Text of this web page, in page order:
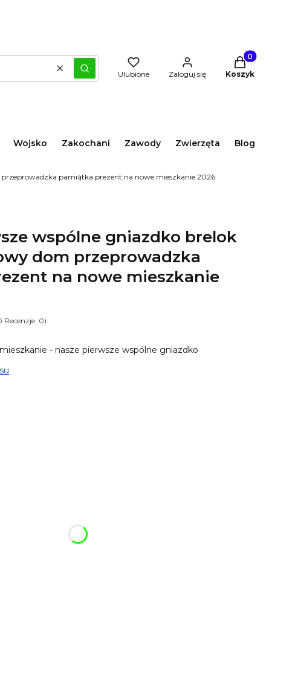
WyczyśćSzukaj Ulubione Zaloguj się
Produkty w
Koszyk
Wojsko Zakochani Zawody Zwierzęta Blog
pamiątka prezent na nowe mieszkanie 2026
wspólne gniazdko brelok
dom przeprowadzka
na nowe mieszkanie
Recenzje: 0)
- nasze pierwsze wspólne gniazdko
Opcjonalne
ozdobnych (0,00 zł)